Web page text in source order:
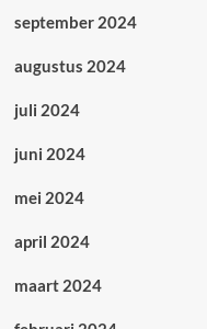
september 2024
augustus 2024
juli 2024
juni 2024
mei 2024
april 2024
maart 2024